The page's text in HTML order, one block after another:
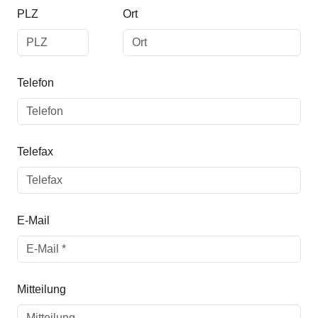
PLZ Ort
Telefon
Telefax
E-Mail
Mitteilung